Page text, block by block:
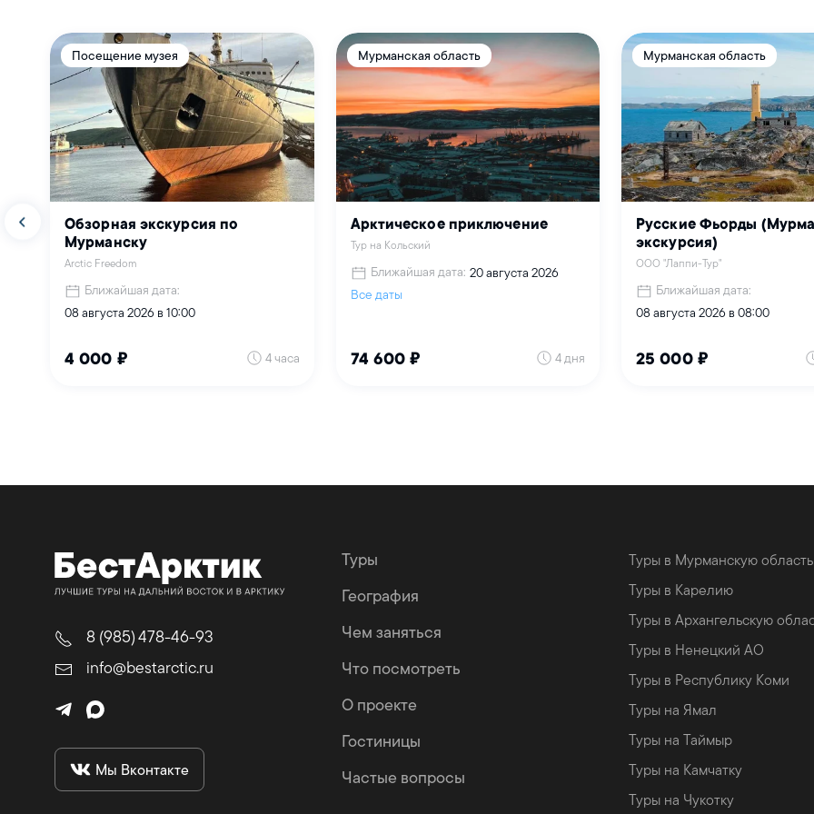
Посещение музея
Обзорная экскурсия по
Мурманску
Arctic Freedom
Ближайшая дата:
08 августа 2026 в 10:00
4 000 ₽ 4 часа
Мурманская область
Арктическое приключение
Тур на Кольский
Ближайшая дата: 20 августа 2026
Все даты
74 600 ₽ 4 дня
Мурманская область
Русские Фьорды
экскурсия)
ООО "Лаппи-Тур"
Ближайшая дата:
08 августа 2026 в 08:00
25 000 ₽
8 (985) 478-46-93
info@bestarctic.ru
Мы Вконтакте
Туры
География
Чем заняться
Что посмотреть
О проекте
Гостиницы
Частые вопросы
Туры в Мурманскую область
Туры в Карелию
Туры в Архангельскую
Туры в Ненецкий АО
Туры в Республику Коми
Туры на Ямал
Туры на Таймыр
Туры на Камчатку
Туры на Чукотку